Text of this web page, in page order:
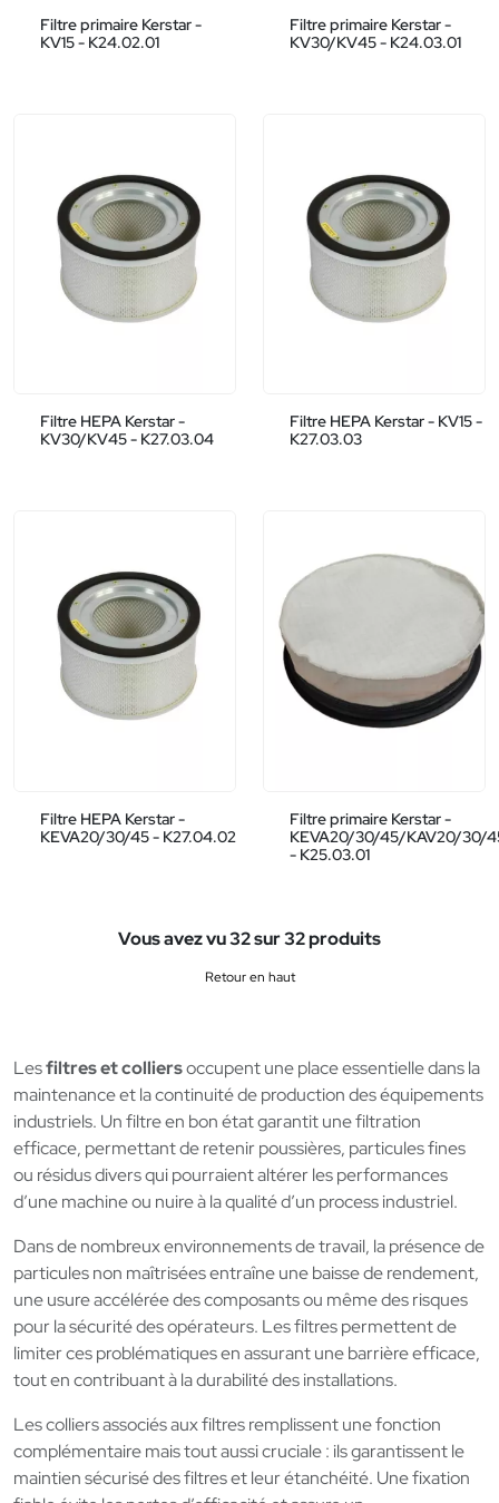
Filtre primaire Kerstar -
KV15 - K24.02.01
Filtre primaire Kerstar -
KV30/KV45 - K24.03.01
Filtre HEPA Kerstar -
KV30/KV45 - K27.03.04
Filtre HEPA Kerstar - KV15 -
K27.03.03
Filtre HEPA Kerstar -
KEVA20/30/45 - K27.04.02
Filtre primaire Kerstar -
KEVA20/30/45/KAV20/30/
- K25.03.01
Vous avez vu 32 sur 32 produits
Retour en haut
Lesfiltres et colliersoccupent une place essentielle dans la
maintenance et la continuité de production des équipements
industriels. Un filtre en bon état garantit une filtration
efficace, permettant de retenir poussières, particules fines
ou résidus divers qui pourraient altérer les performances
d’une machine ou nuire à la qualité d’un process industriel.
Dans de nombreux environnements de travail, la présence de
particules non maîtrisées entraîne une baisse de rendement,
une usure accélérée des composants ou même des risques
pour la sécurité des opérateurs. Les filtres permettent de
limiter ces problématiques en assurant une barrière efficace,
tout en contribuant à la durabilité des installations.
Les colliers associés aux filtres remplissent une fonction
complémentaire mais tout aussi cruciale : ils garantissent le
maintien sécurisé des filtres et leur étanchéité. Une fixation